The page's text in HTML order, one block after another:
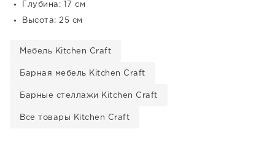
Глубина: 17 см
Высота: 25 см
Мебель Kitchen Craft
Барная мебель Kitchen Craft
Барные стеллажи Kitchen Craft
Все товары Kitchen Craft